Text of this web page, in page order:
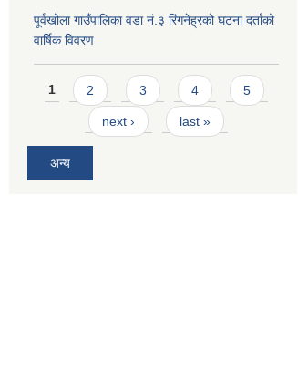
पूर्वखोला गाउँपालिका वडा नं.३ रिंगनेह्रको घटना दर्ताको
वार्षिक विवरण
Pages
1 2 3 4 5
next › last »
अन्य